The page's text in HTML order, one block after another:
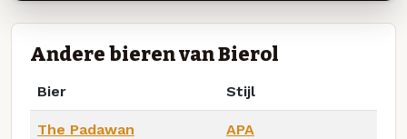
Andere bieren van Bierol
Bier Stijl
The Padawan APA